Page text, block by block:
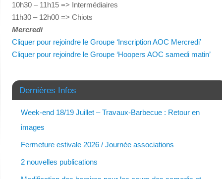
10h30 – 11h15 => Intermédiaires
11h30 – 12h00 => Chiots
Mercredi
Cliquer pour rejoindre le Groupe ‘Inscription AOC Mercredi’
Cliquer pour rejoindre le Groupe ‘Hoopers AOC samedi matin’
Dernières Infos
Week-end 18/19 Juillet – Travaux-Barbecue : Retour en
images
Fermeture estivale 2026 / Journée associations
2 nouvelles publications